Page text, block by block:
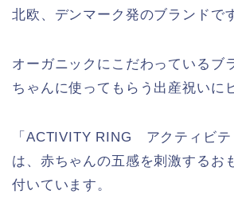
北欧、デンマーク発のブランドで
オーガニックにこだわっているブ
ちゃんに使ってもらう出産祝いに
「ACTIVITY RING アクティビテ
は、赤ちゃんの五感を刺激するお
付いています。